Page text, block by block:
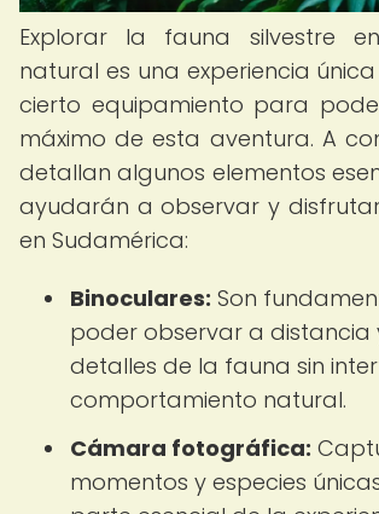
Explorar la fauna silvestre
natural es una experiencia
cierto equipamiento para
máximo de esta aventura. A
detallan algunos elementos
ayudarán a observar y
en Sudamérica:
Binoculares: Son
poder observar a distancia
detalles de la fauna sin
comportamiento natural.
Cámara fotográfica:
momentos y especies